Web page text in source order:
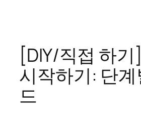
[DIY/직접 하
시작하기: 단계
드